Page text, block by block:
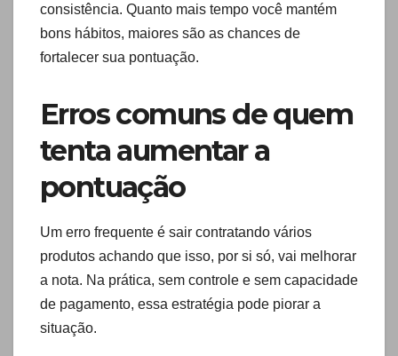
consistência. Quanto mais tempo você mantém
bons hábitos, maiores são as chances de
fortalecer sua pontuação.
Erros comuns de quem
tenta aumentar a
pontuação
Um erro frequente é sair contratando vários
produtos achando que isso, por si só, vai melhorar
a nota. Na prática, sem controle e sem capacidade
de pagamento, essa estratégia pode piorar a
situação.